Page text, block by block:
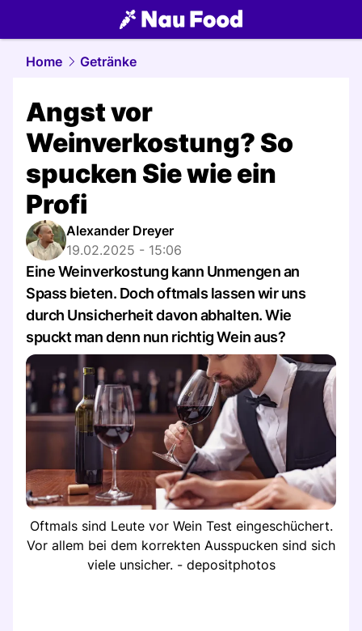
food.NAU.ch
Home Getränke
Angst vor
Weinverkostung? So
spucken Sie wie ein
Profi
Alexander Dreyer
19.02.2025 - 15:06
Eine Weinverkostung kann Unmengen an
Spass bieten. Doch oftmals lassen wir uns
durch Unsicherheit davon abhalten. Wie
spuckt man denn nun richtig Wein aus?
Oftmals sind Leute vor Wein Test eingeschüchert.
Vor allem bei dem korrekten Ausspucken sind sich
viele unsicher. - depositphotos